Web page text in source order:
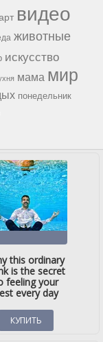
видео
животные
искусство
мама мир
понедельник